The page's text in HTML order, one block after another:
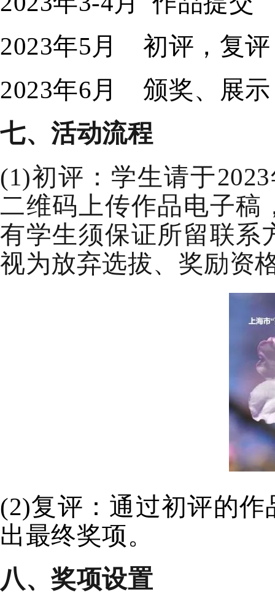
2023年5月
初评，复评
2023年6月 颁奖、展示
七、活动流程
(1)初评： 学生请于2023
二维码上传作品电子稿
有学生须保证所留联系
视为放弃选拔、奖励资
(2)复评：通过初评的作
出最终奖项。
八、奖项设置